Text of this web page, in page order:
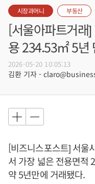
시장과머니 부동산
[서울아파트거래
용 234.53㎡ 5년
2026-05-20 10:05:13
김환 기자 -
[비즈니스포스트] 서울
서 가장 넓은 전용면적
약 5년만에 거래됐다.